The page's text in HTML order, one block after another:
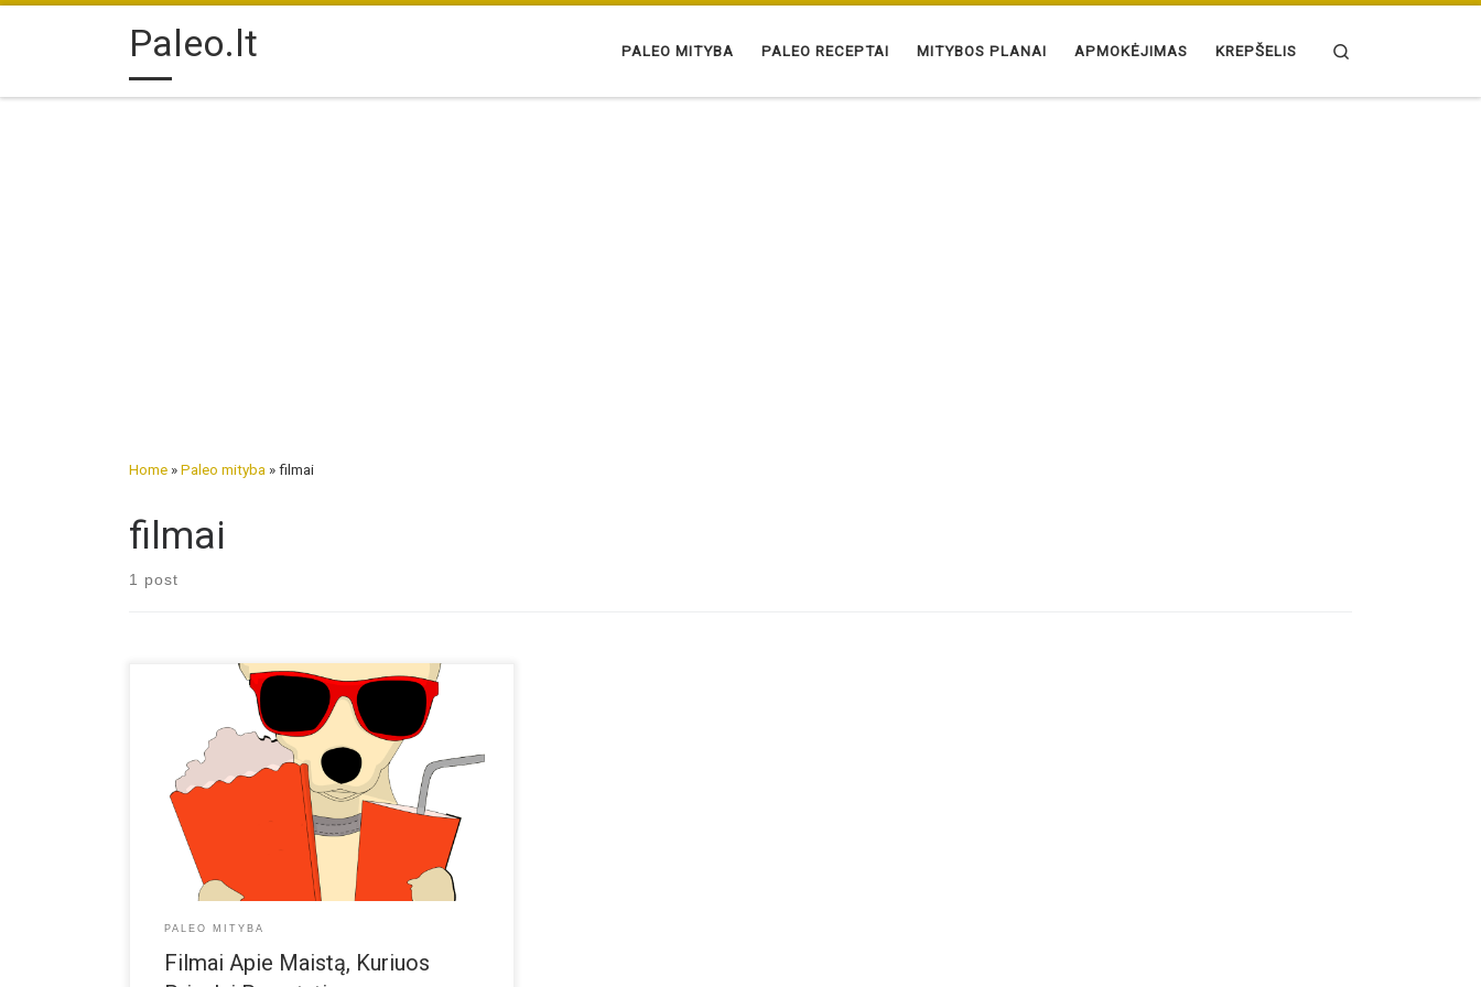
Skip to contentPaleo.lt PALEO MITYBA PALEO RECEPTAI MITYBOS PLANAI APMOKĖJIMAS KREPŠELIS
Home » Paleo mityba » filmai
filmai
1 post
Jei nesate knygų mėgėjas, tuomet dokumentiniai filmai
gali būti geras būdas šiek tiek labiau pasigilinti į
mitybos temą. Dokumentiniai filmai dažnai atskleidžia
mitybos mokslo istoriją, kalba apie maisto pramonę,
kaip ji paveikė mūsų sveikatą, bei politinę korupciją,
kuri leidžia įmonėms išsisukti nuo problemų. Ta išities
„atveria” akis. Internete galite rasti […]
PALEO MITYBA
Filmai Apie Maistą, Kuriuos